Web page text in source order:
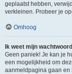
geplaatst hebben,
verkleinen. Probeer je
Omhoog
Ik weet mijn
Geen paniek! Je kan je
een mogelijkheid om
aanmeldpagina gaan en